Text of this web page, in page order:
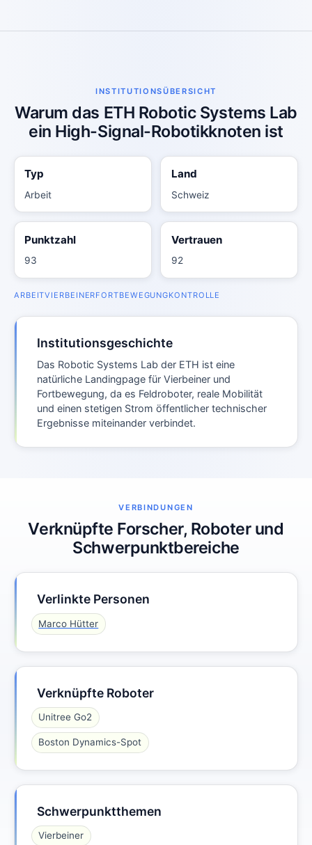
INSTITUTIONSÜBERSICHT
Warum das ETH Robotic Systems Lab
ein High-Signal-Robotikknoten ist
Typ
Arbeit
Land
Schweiz
Punktzahl
93
Vertrauen
92
ARBEITVIERBEINERFORTBEWEGUNGKONTROLLE
Institutionsgeschichte
Das Robotic Systems Lab der ETH ist eine
natürliche Landingpage für Vierbeiner und
Fortbewegung, da es Feldroboter, reale Mobilität
und einen stetigen Strom öffentlicher technischer
Ergebnisse miteinander verbindet.
VERBINDUNGEN
Verknüpfte Forscher, Roboter und
Schwerpunktbereiche
Verlinkte Personen
Marco Hütter
Verknüpfte Roboter
Unitree Go2
Boston Dynamics-Spot
Schwerpunktthemen
Vierbeiner